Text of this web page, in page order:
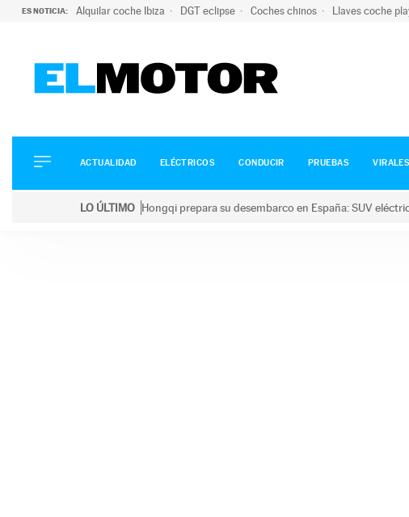
ES NOTICIA: Alquilar coche Ibiza DGT eclipse Coches chinos Llaves coche
ELÉCTRICOS
CONDUCIR
ACTUALIDAD ELÉCTRICOS CONDUCIR PRUEBAS VIRALES
LO ÚLTIMO Hongqi prepara su desembarco en España: SUV